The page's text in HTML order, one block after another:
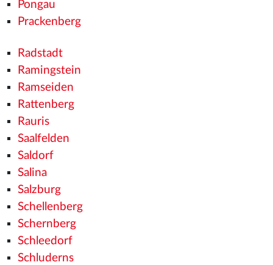
Pongau
Prackenberg
Radstadt
Ramingstein
Ramseiden
Rattenberg
Rauris
Saalfelden
Saldorf
Salina
Salzburg
Schellenberg
Schernberg
Schleedorf
Schluderns